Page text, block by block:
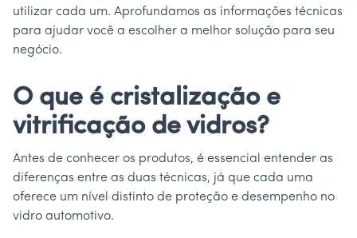
utilizar cada um. Aprofundamos as informações técnicas
para ajudar você a escolher a melhor solução para seu
negócio.
O que é cristalização e
vitrificação de vidros?
Antes de conhecer os produtos, é essencial entender as
diferenças entre as duas técnicas, já que cada uma
oferece um nível distinto de proteção e desempenho no
vidro automotivo.